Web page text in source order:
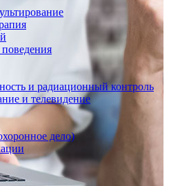
и радиационный контроль
и телевидение
дело)